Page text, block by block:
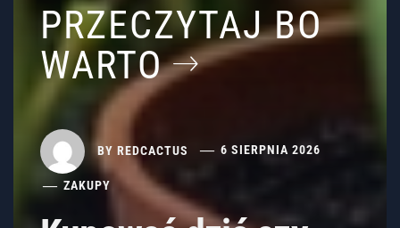
PRZECZYTAJ BO
WARTO
BY REDCACTUS 6 SIERPNIA 2026
ZAKUPY